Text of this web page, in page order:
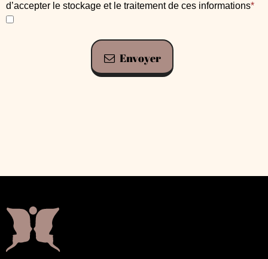
d’accepter le stockage et le traitement de ces informations*
Envoyer